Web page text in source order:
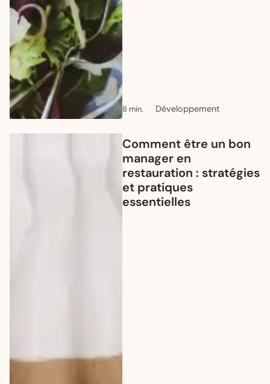
8 min. Développement
Comment être un bon
manager en
restauration : stratégies
et pratiques
essentielles